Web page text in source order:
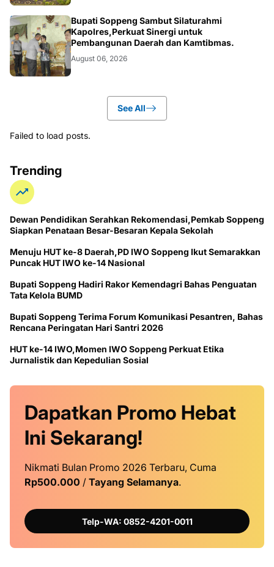
NEWS
Bupati Soppeng Sambut Silaturahmi
Kapolres,Perkuat Sinergi untuk
Pembangunan Daerah dan Kamtibmas.
August 06, 2026
See All
Failed to load posts.
Trending
Dewan Pendidikan Serahkan Rekomendasi,Pemkab Soppeng
Siapkan Penataan Besar-Besaran Kepala Sekolah
Menuju HUT ke-8 Daerah,PD IWO Soppeng Ikut Semarakkan
Puncak HUT IWO ke-14 Nasional
Bupati Soppeng Hadiri Rakor Kemendagri Bahas Penguatan
Tata Kelola BUMD
Bupati Soppeng Terima Forum Komunikasi Pesantren, Bahas
Rencana Peringatan Hari Santri 2026
HUT ke-14 IWO,Momen IWO Soppeng Perkuat Etika
Jurnalistik dan Kepedulian Sosial
Dapatkan Promo Hebat
Ini Sekarang!
Nikmati Bulan Promo 2026 Terbaru, Cuma
Rp500.000 / Tayang Selamanya.
Telp-WA: 0852-4201-0011